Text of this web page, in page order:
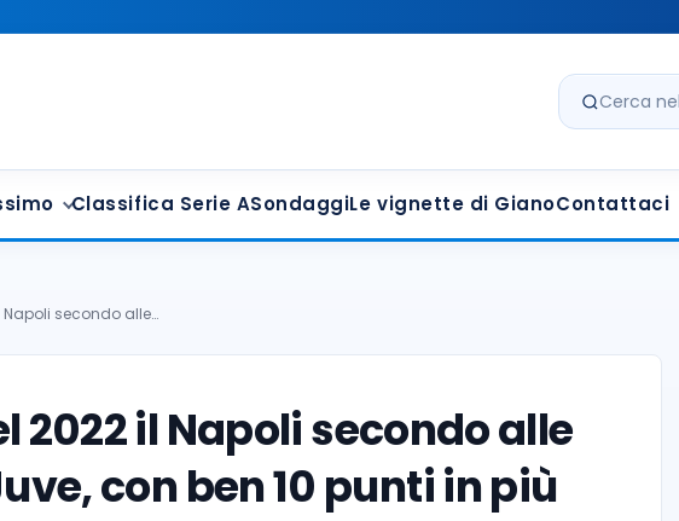
Cerca nel
Classifica Serie ASondaggiLe vignette di GianoContattaci
Napoli secondo alle…
2022 il Napoli secondo alle
con ben 10 punti in più